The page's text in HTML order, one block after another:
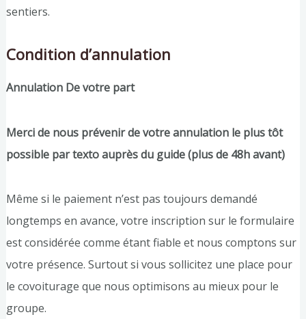
sentiers.
Condition d’annulation
Annulation De votre part
Merci de nous prévenir de votre annulation le plus tôt
possible par texto auprès du guide (plus de 48h avant)
Même si le paiement n’est pas toujours demandé
longtemps en avance, votre inscription sur le formulaire
est considérée comme étant fiable et nous comptons sur
votre présence. Surtout si vous sollicitez une place pour
le covoiturage que nous optimisons au mieux pour le
groupe.